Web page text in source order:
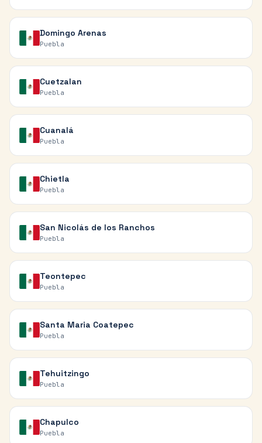
Domingo Arenas
Puebla
Cuetzalan
Puebla
Cuanalá
Puebla
Chietla
Puebla
San Nicolás de los Ranchos
Puebla
Teontepec
Puebla
Santa Maria Coatepec
Puebla
Tehuitzingo
Puebla
Chapulco
Puebla